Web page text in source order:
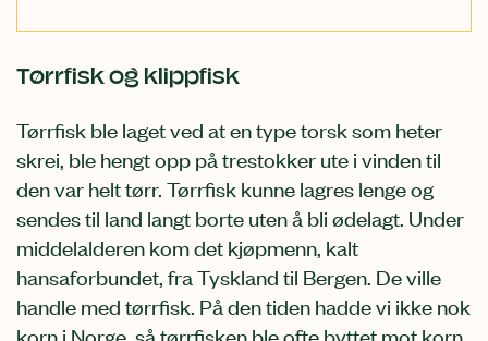
Tørrfisk og klippfisk
Tørrfisk ble laget ved at en type torsk som heter
skrei, ble hengt opp på trestokker ute i vinden til
den var helt tørr. Tørrfisk kunne lagres lenge og
sendes til land langt borte uten å bli ødelagt. Under
middelalderen kom det kjøpmenn, kalt
hansaforbundet, fra Tyskland til Bergen. De ville
handle med tørrfisk. På den tiden hadde vi ikke nok
korn i Norge, så tørrfisken ble ofte byttet mot korn